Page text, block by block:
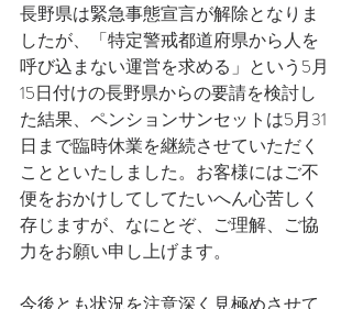
長野県は緊急事態宣言が解除となりま
したが、「特定警戒都道府県から人を
呼び込まない運営を求める」という5月
15日付けの長野県からの要請を検討し
た結果、ペンションサンセットは5月31
日まで臨時休業を継続させていただく
ことといたしました。お客様にはご不
便をおかけしてしてたいへん心苦しく
存じますが、なにとぞ、ご理解、ご協
力をお願い申し上げます。